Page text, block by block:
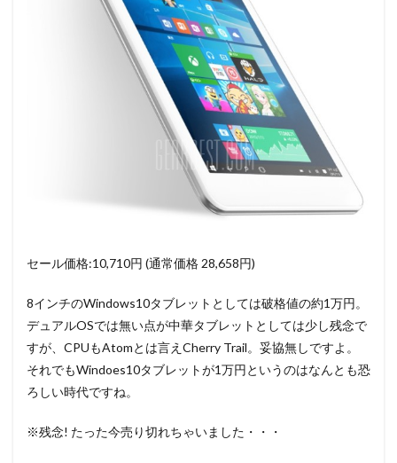
セール価格:10,710円 (通常価格 28,658円)
8インチのWindows10タブレットとしては破格値の約1万円。
デュアルOSでは無い点が中華タブレットとしては少し残念で
すが、CPUもAtomとは言えCherry Trail。妥協無しですよ。
それでもWindoes10タブレットが1万円というのはなんとも恐
ろしい時代ですね。
※残念! たった今売り切れちゃいました・・・